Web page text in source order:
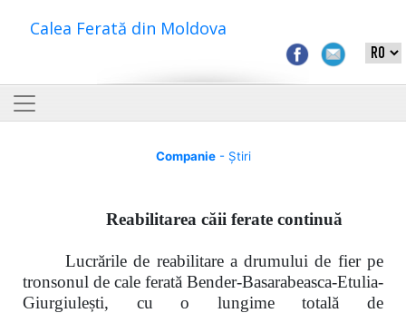
Calea Ferată din Moldova
Companie- Știri
Reabilitarea căii ferate continuă
Lucrările de reabilitare a drumului de fier pe
tronsonul de cale ferată Bender-Basarabeasca-Etulia-
Giurgiulești, cu o lungime totală de